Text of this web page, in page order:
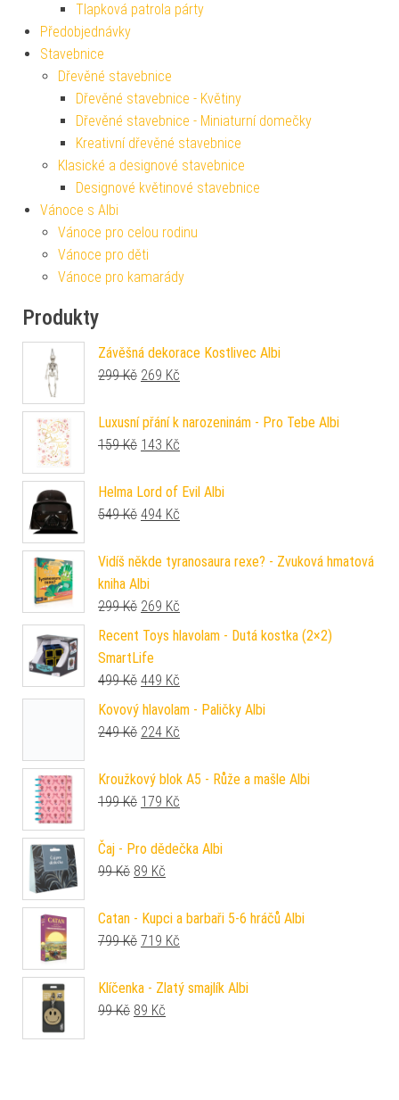
Tlapková patrola párty
Předobjednávky
Stavebnice
Dřevěné stavebnice
Dřevěné stavebnice - Květiny
Dřevěné stavebnice - Miniaturní domečky
Kreativní dřevěné stavebnice
Klasické a designové stavebnice
Designové květinové stavebnice
Vánoce s Albi
Vánoce pro celou rodinu
Vánoce pro děti
Vánoce pro kamarády
Produkty
Závěšná dekorace Kostlivec Albi
299Kč Původní cena byla: 299 Kč.
269 Kč
Luxusní přání k narozeninám - Pro Tebe Albi
159Kč Původní cena byla: 159 Kč.
143 Kč
Helma Lord of Evil Albi
549Kč Původní cena byla: 549 Kč.
494 Kč
Vidíš někde tyranosaura rexe? - Zvuková hmatová
kniha Albi
299Kč Původní cena byla: 299 Kč.
269 Kč
Recent Toys hlavolam - Dutá kostka (2×2)
SmartLife
499Kč Původní cena byla: 499 Kč.
449 Kč
Kovový hlavolam - Paličky Albi
249Kč Původní cena byla: 249 Kč.
224 Kč
Kroužkový blok A5 - Růže a mašle Albi
199Kč Původní cena byla: 199 Kč.
179 Kč
Čaj - Pro dědečka Albi
99Kč Původní cena byla: 99 Kč.
89 Kč
Catan - Kupci a barbaři 5-6 hráčů Albi
799Kč Původní cena byla: 799 Kč.
719 Kč
Klíčenka - Zlatý smajlík Albi
99Kč Původní cena byla: 99 Kč.
89 Kč